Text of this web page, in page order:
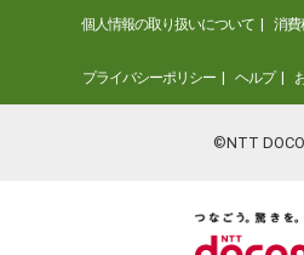
個人情報の取り扱いについて 消費
プライバシーポリシー ヘルプ
©NTT